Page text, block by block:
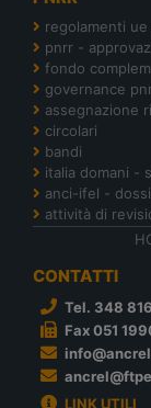
regolamenti
pnrr -
fondo
governance
assegnazione
circolari
bandi
italia domani -
anci-ifel -
attività di
CONTATTI
Tel. 348
Fax 051
LINK UTILI